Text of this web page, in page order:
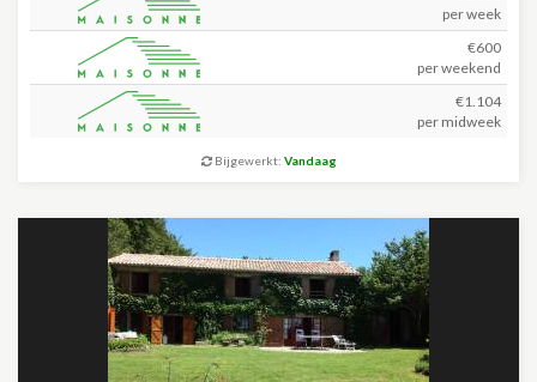
per week
€600
per weekend
€1.104
per midweek
Bijgewerkt: Vandaag